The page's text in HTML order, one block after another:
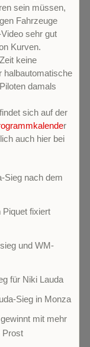
sein müssen,
Fahrzeuge
sehr gut
Kurven.
keine
halbautomatische
damals
sich auf der
r
auch hier bei
Sieg nach dem
Piquet fixiert
und WM-
für Niki Lauda
Sieg in Monza
mit mehr
Prost